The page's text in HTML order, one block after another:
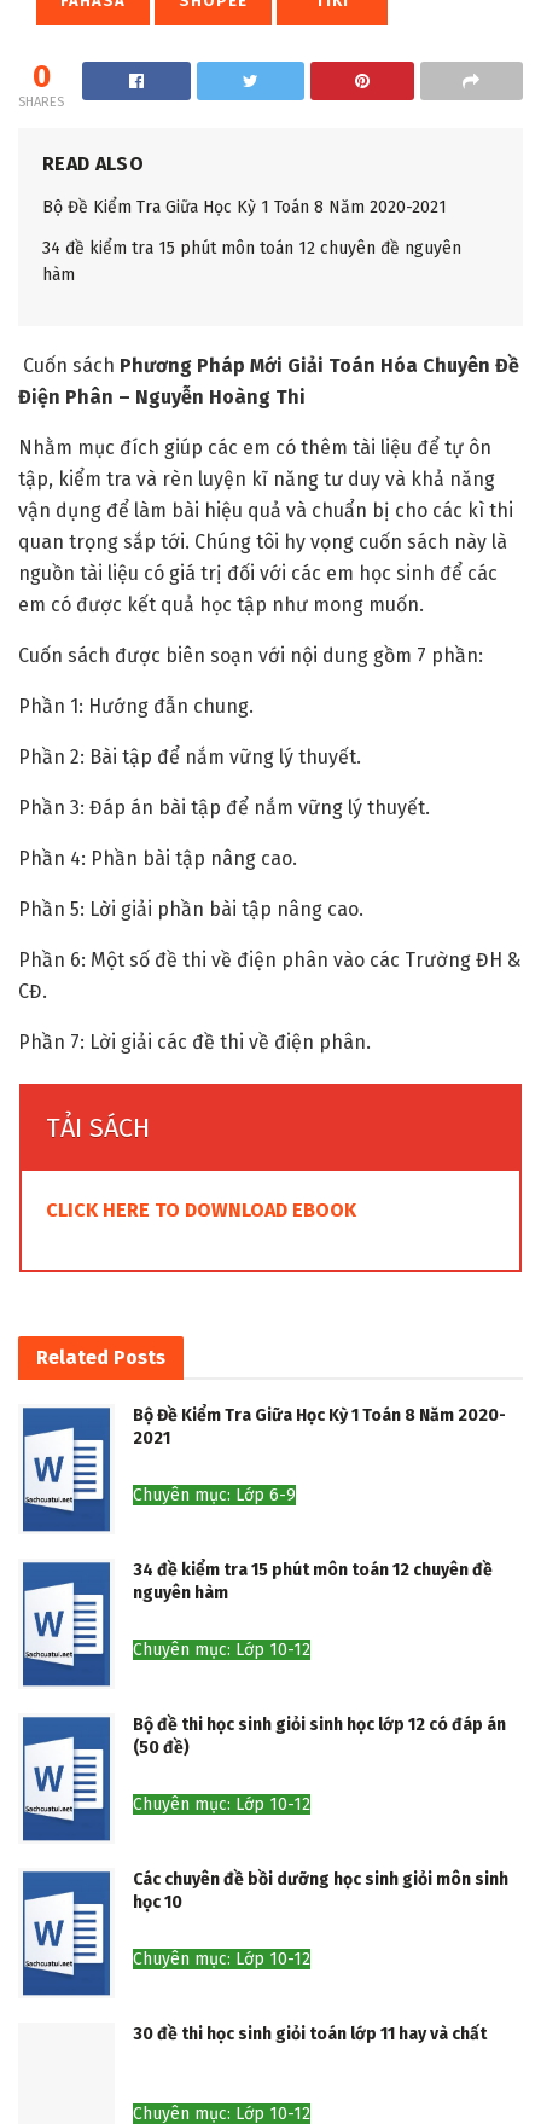
0
SHARES
READ ALSO
Bộ Đề Kiểm Tra Giữa Học Kỳ 1 Toán 8 Năm 2020-2021
34 đề kiểm tra 15 phút môn toán 12 chuyên đề nguyên
hàm
Cuốn sách Phương Pháp Mới Giải Toán Hóa Chuyên Đề
Điện Phân – Nguyễn Hoàng Thi
Nhằm mục đích giúp các em có thêm tài liệu để tự ôn
tập, kiểm tra và rèn luyện kĩ năng tư duy và khả năng
vận dụng để làm bài hiệu quả và chuẩn bị cho các kì thi
quan trọng sắp tới. Chúng tôi hy vọng cuốn sách này là
nguồn tài liệu có giá trị đối với các em học sinh để các
em có được kết quả học tập như mong muốn.
Cuốn sách được biên soạn với nội dung gồm 7 phần:
Phần 1: Hướng đẫn chung.
Phần 2: Bài tập để nắm vững lý thuyết.
Phần 3: Đáp án bài tập để nắm vững lý thuyết.
Phần 4: Phần bài tập nâng cao.
Phần 5: Lời giải phần bài tập nâng cao.
Phần 6: Một số đề thi về điện phân vào các Trường ĐH &
CĐ.
Phần 7: Lời giải các đề thi về điện phân.
TẢI SÁCH
CLICK HERE TO DOWNLOAD EBOOK
Related Posts
Bộ Đề Kiểm Tra Giữa Học Kỳ 1 Toán 8 Năm 2020-
2021
Chuyên mục: Lớp 6-9
34 đề kiểm tra 15 phút môn toán 12 chuyên đề
nguyên hàm
Chuyên mục: Lớp 10-12
Bộ đề thi học sinh giỏi sinh học lớp 12 có đáp án
(50 đề)
Chuyên mục: Lớp 10-12
Các chuyên đề bồi dưỡng học sinh giỏi môn sinh
học 10
Chuyên mục: Lớp 10-12
30 đề thi học sinh giỏi toán lớp 11 hay và chất
Chuyên mục: Lớp 10-12